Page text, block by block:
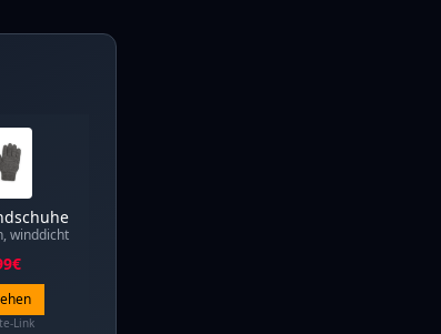
winddicht
€
Link